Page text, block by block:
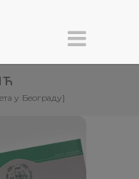
у Београду]